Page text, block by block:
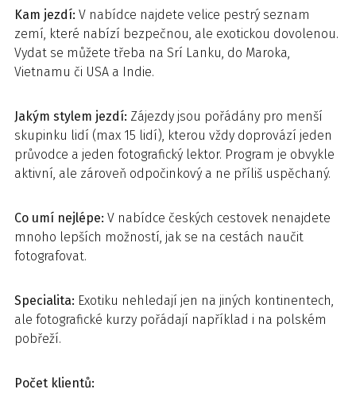
Kam jezdí: V nabídce najdete velice pestrý seznam
zemí, které nabízí bezpečnou, ale exotickou dovolenou.
Vydat se můžete třeba na Srí Lanku, do Maroka,
Vietnamu či USA a Indie.
Jakým stylem jezdí: Zájezdy jsou pořádány pro menší
skupinku lidí (max 15 lidí), kterou vždy doprovází jeden
průvodce a jeden fotografický lektor. Program je obvykle
aktivní, ale zároveň odpočinkový a ne příliš uspěchaný.
Co umí nejlépe: V nabídce českých cestovek nenajdete
mnoho lepších možností, jak se na cestách naučit
fotografovat.
Specialita: Exotiku nehledají jen na jiných kontinentech,
ale fotografické kurzy pořádají například i na polském
pobřeží.
Počet klientů: